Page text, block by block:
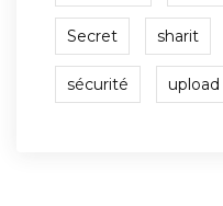
Secret sharit
sécurité upload